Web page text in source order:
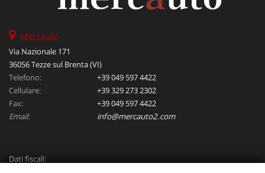
Mercauto
Via Nazionale 171
36056 Tezze sul Brenta (VI)
Telefono:
+39 049 597 4422
Cellulare:
+39 329 273 2302
Fax:
+39 049 597 4422
Email:
info@mercauto2.com
Dati fiscali: